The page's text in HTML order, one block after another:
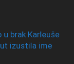
u brak Karleuše
izustila ime